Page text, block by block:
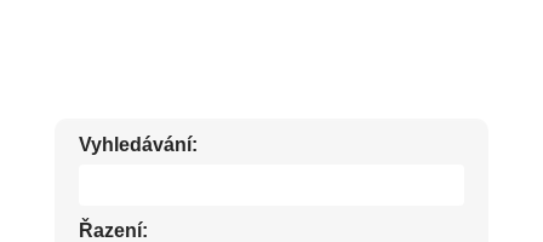
Vyhledávání:
Řazení: